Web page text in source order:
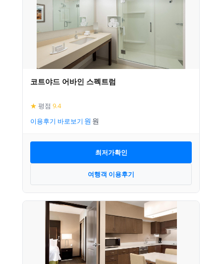
코트야드 어바인 스펙트럼
★ 평점 9.4
이용후기 바로보기
최저가확인
여행객 이용후기